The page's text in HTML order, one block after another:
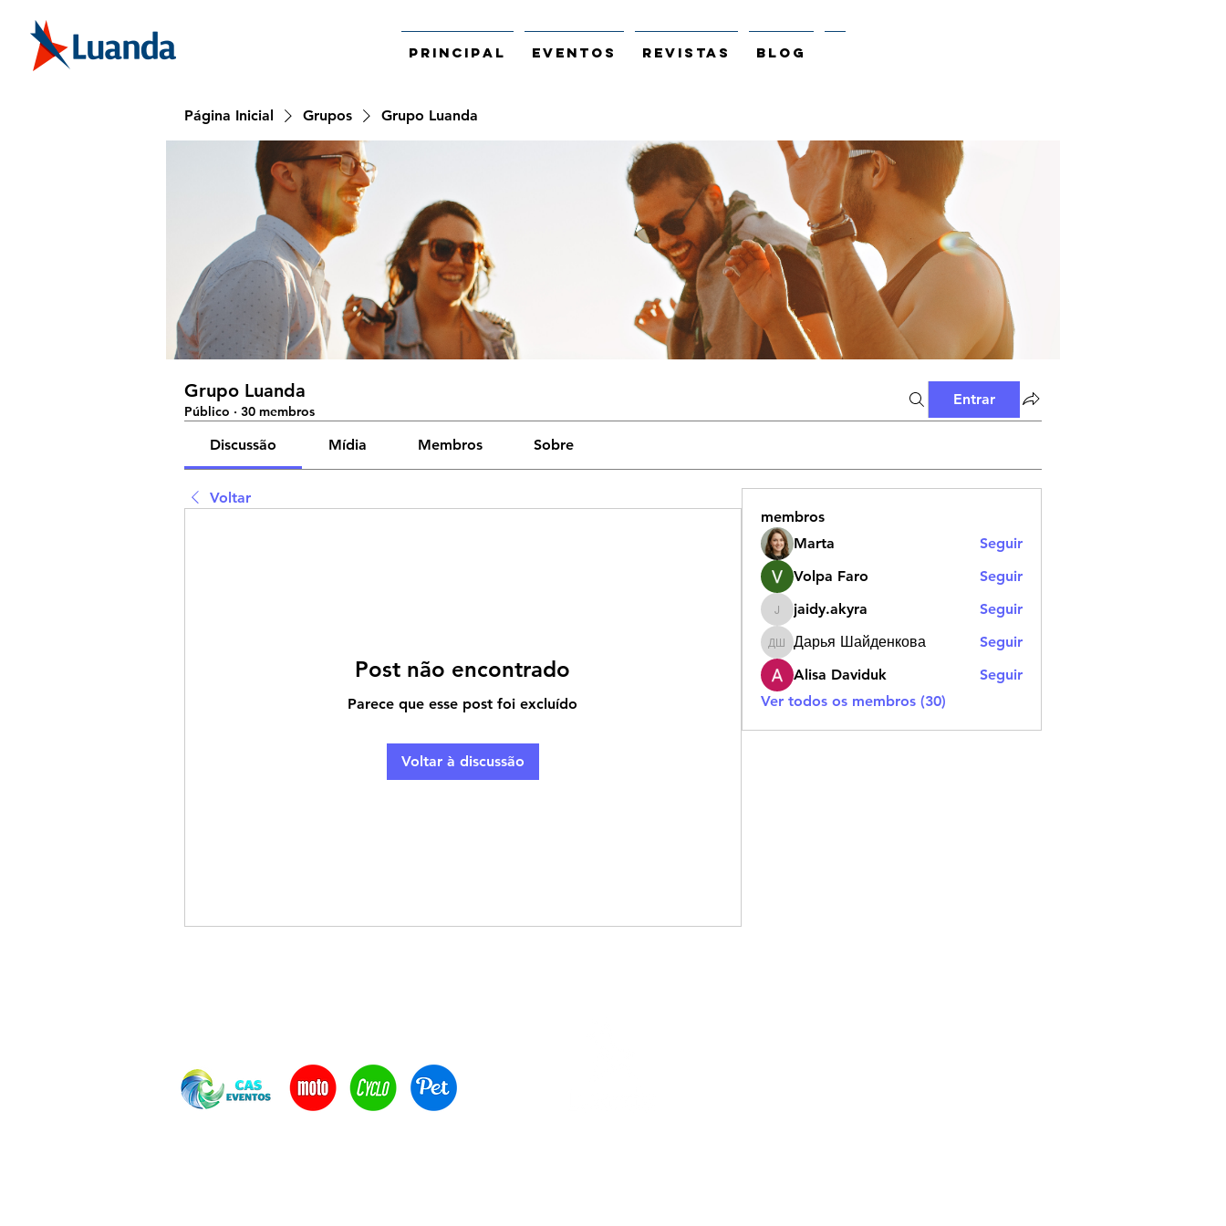
Principal Eventos Revistas Blog
Página Inicial Grupos Grupo Luanda
Grupo Luanda
Público · 30 membros
Entrar
Discussão Mídia Membros Sobre
Voltar
Post não encontrado
Parece que esse post foi excluído
Voltar à discussão
membros
Marta
Seguir
Volpa Faro
Seguir
jaidy.akyra
jaidy.akyra Seguir
Дарья Шайденкова
Дарья Шайденкова
Seguir
Alisa Daviduk
Seguir
Ver todos os membros (30)